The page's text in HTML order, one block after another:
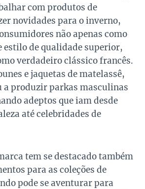
com produtos de
novidades para o inverno,
não apenas como
estilo de qualidade superior,
verdadeiro clássico francês.
e jaquetas de matelassê,
a produzir parkas masculinas
adeptos que iam desde
até celebridades de
tem se destacado também
para as coleções de
pode se aventurar para